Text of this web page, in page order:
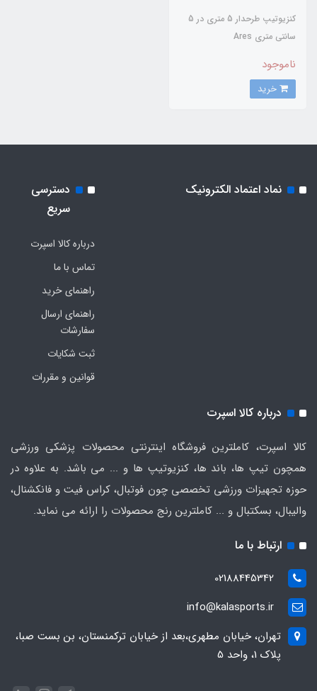
کنزيوتيپ طرحدار 5 متري در 5
سانتي متري Ares
ناموجود
نماد اعتماد الکترونیک
دسترسی
سریع
درباره کالا اسپرت
تماس با ما
راهنمای خرید
راهنمای ارسال
سفارشات
ثبت شکایات
قوانین و مقررات
درباره کالا اسپرت
کالا اسپرت، کاملترین فروشگاه اینترنتی محصولات پزشکی ورزشی
همچون تیپ ها، باند ها، کنزیوتیپ ها و ... می باشد. به علاوه در
حوزه تجهیزات ورزشی تخصصی چون فوتبال، کراس فیت و فانکشنال،
والیبال، بسکتبال و ... کاملترین رنج محصولات را ارائه می نماید.
ارتباط با ما
02188445342
info@kalasports.ir
تهران، خیابان مطهری،بعد از خیابان ترکمنستان، بن بست صبا،
پلاک 1، واحد 5